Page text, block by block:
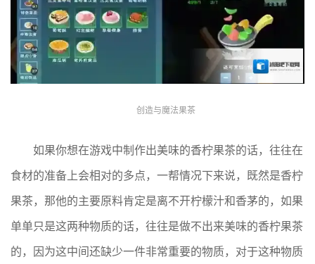
创造与魔法果茶
如果你想在游戏中制作出美味的香柠果茶的话，往往在
食材的准备上会相对的多点，一帮情况下来说，既然是香柠
果茶，那他的主要原料肯定是离不开柠檬汁和香茅的，如果
单单只是这两种物质的话，往往是做不出来美味的香柠果茶
的，因为这中间还缺少一件非常重要的物质，对于这种物质